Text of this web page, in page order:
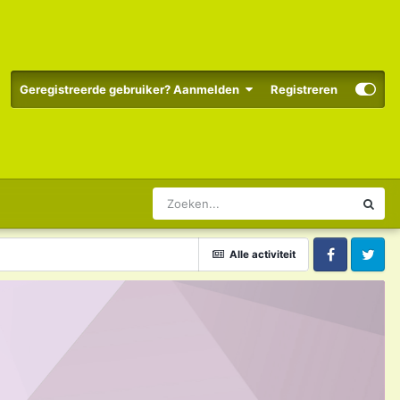
Geregistreerde gebruiker? Aanmelden Registreren
Alle activiteit
FacebookTwitter